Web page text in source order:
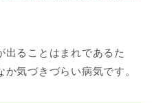
出ることはまれであるた
気づきづらい病気です。